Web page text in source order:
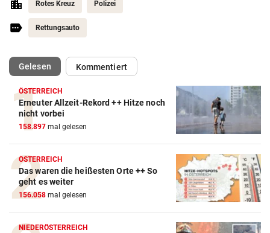
Rotes Kreuz Polizei
Rettungsauto
Gelesen(ausgewählt)Kommentiert
ÖSTERREICH
Erneuter Allzeit-Rekord ++ Hitze noch
nicht vorbei
158.897 mal gelesen
ÖSTERREICH
Das waren die heißesten Orte ++ So
geht es weiter
156.058 mal gelesen
NIEDERÖSTERREICH